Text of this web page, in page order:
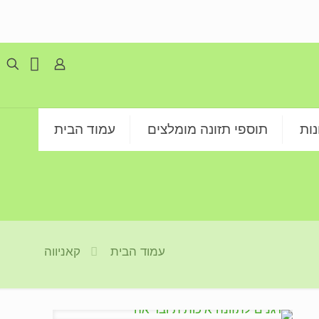
עמוד הבית תוספי תזונה מומלצים
עמוד הבית קאניווה